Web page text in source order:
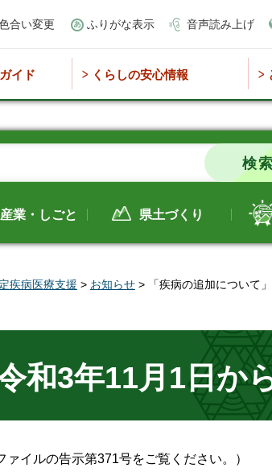
合い変更 ふりがな表示 音声読み上げ
イド くらしの安心情報
産業・しごと 県土づくり
疾病医療支援 > お知らせ > 「疾病の追加について
和3年11月1日か
イルの告示第371号をご覧ください。）